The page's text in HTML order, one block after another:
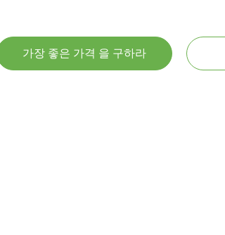
가장 좋은 가격 을 구하라